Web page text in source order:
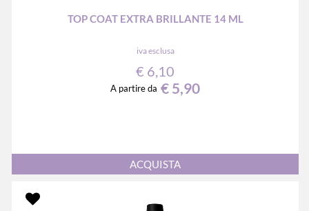
TOP COAT EXTRA BRILLANTE 14 ML
iva esclusa
€ 6,10
A partire da € 5,90
Quantità
ACQUISTA